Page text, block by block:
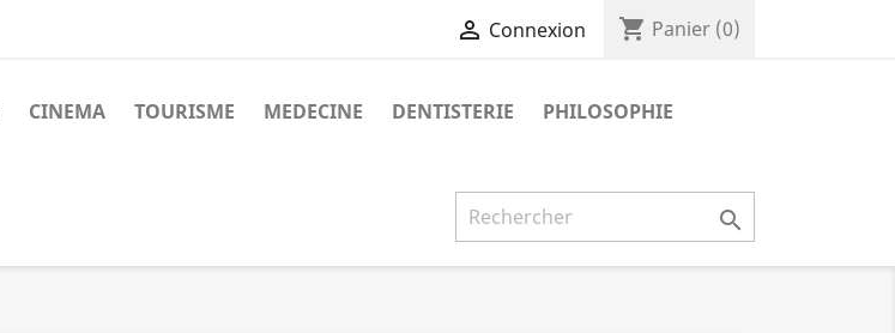
 Connexion shopping_cart Panier (0)
CINEMA TOURISME MEDECINE DENTISTERIE
PHILOSOPHIE
